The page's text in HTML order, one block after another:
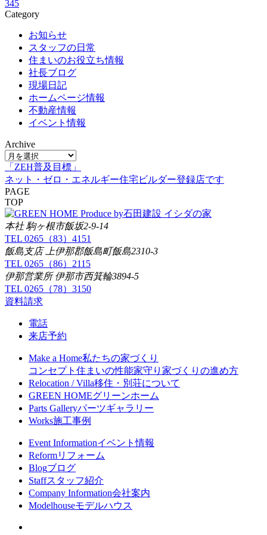
345
Category
お知らせ
スタッフの日常
住まいのお役立ち情報
社長ブログ
現場日記
ホームページ情報
不動産情報
イベント情報
Archive
「ZEH普及目標」
ネット・ゼロ・エネルギー住宅ビルダー登録店です
PAGE
TOP
イシダの家
本社 駒ヶ根市飯坂2-9-14
TEL 0265（83）4151
飯島支店 上伊那郡飯島町飯島2310-3
TEL 0265（86）2115
伊那営業所 伊那市西箕輪3894-5
TEL 0265（78）3150
資料請求
電話
来店予約
Make a Home私たちの家づくり
コンセプト 住まいの性能家守り 家づくりの進め方
Relocation / Villa移住・別荘について
GREEN HOMEグリーンホーム
Parts Galleryパーツギャラリー
Works施工事例
Event Informationイベント情報
Reformリフォーム
Blogブログ
Staffスタッフ紹介
Company Information会社案内
Modelhouseモデルハウス